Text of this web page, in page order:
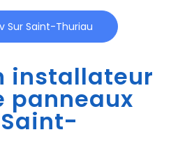
Sur Saint-Thuriau
installateur
panneaux